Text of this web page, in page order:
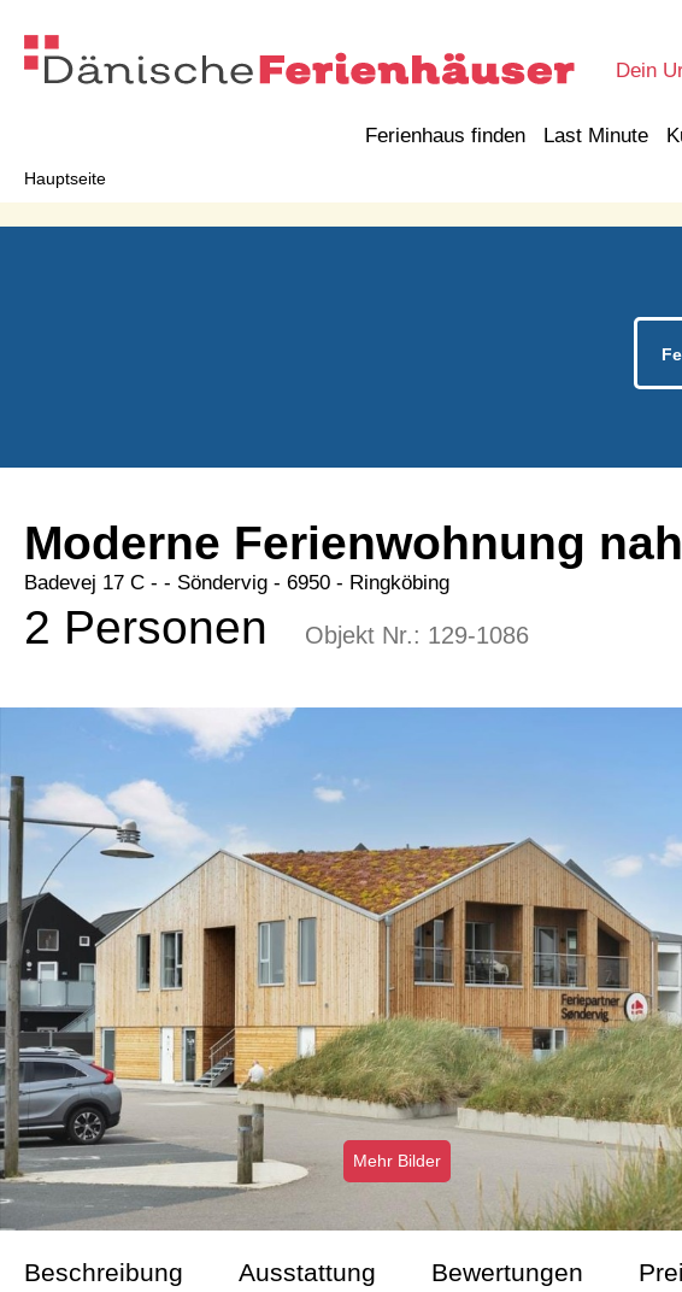
Dein
Ferienhaus finden Last Minute
Hauptseite
Moderne Ferienwohnung
Badevej 17 C - - Söndervig - 6950 - Ringköbing
2 Personen Objekt Nr.: 129-1086
Mehr Bilder
Beschreibung Ausstattung Bewertungen